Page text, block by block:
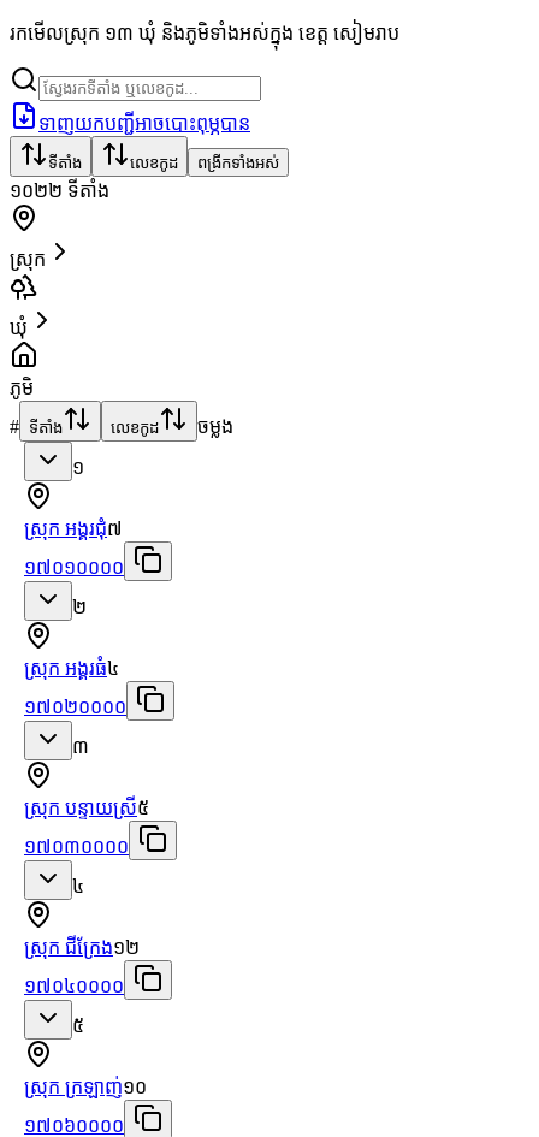
រកមើលស្រុក ១៣ ឃុំ និងភូមិទាំងអស់ក្នុង ខេត្ត សៀមរាប
ទាញយកបញ្ជីអាចបោះពុម្ភបាន
ទីតាំង លេខកូដ ពង្រីកទាំងអស់
១០២២ ទីតាំង
ស្រុក
ឃុំ
ភូមិ
# ទីតាំង លេខកូដ
ចម្លង
១
ស្រុក អង្គរជុំ៧
១៧០១០០០០
២
ស្រុក អង្គរធំ៤
១៧០២០០០០
៣
ស្រុក បន្ទាយស្រី៥
១៧០៣០០០០
៤
ស្រុក ជីក្រែង១២
១៧០៤០០០០
៥
ស្រុក ក្រឡាញ់១០
១៧០៦០០០០